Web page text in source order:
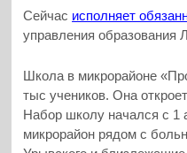
Сейчас исполняет
управления образования
Школа в микрорайоне
тыс учеников. Она
Набор школу начался с 1
микрорайон рядом с